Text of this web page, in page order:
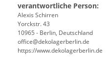
verantwortliche Person:
Alexis Schirren
Yorckstr. 43
10965 - Berlin, Deutschland
office@dekolagerberlin.de
https://www.dekolagerberlin.de